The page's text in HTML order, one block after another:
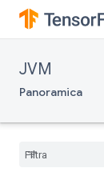
JVM
Panoramica
Div
Erf
Erfc